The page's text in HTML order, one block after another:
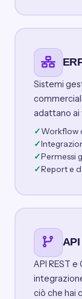
Sistemi
adattano ai
Workflow
Permessi
Report e
API REST
ciò che hai